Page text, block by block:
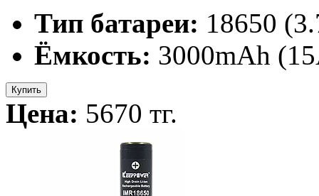
Тип батареи: 18650
Ёмкость: 3000mAh
Купить
Цена: 5670 тг.